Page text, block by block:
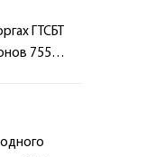
ГТСБТ
755